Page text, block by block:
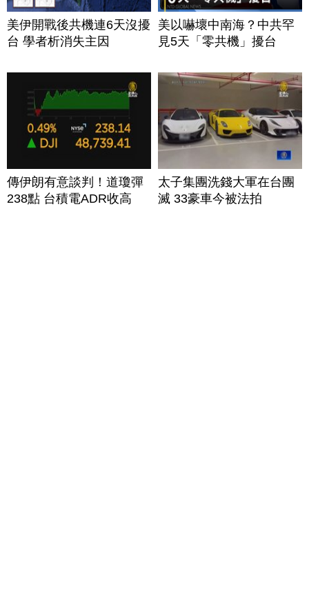
美伊開戰後共機連6天沒擾
台 學者析消失主因
美以嚇壞中南海？中共罕
見5天「零共機」擾台
傳伊朗有意談判！道瓊彈
238點 台積電ADR收高
太子集團洗錢大軍在台團
滅 33豪車今被法拍